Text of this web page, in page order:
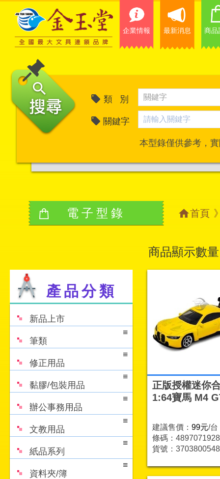
企業情報 最新消息 商品
類 別
關鍵字
本型錄僅供參考，
電子型錄 首頁
產品分類
新品上市
筆類
修正用品
黏膠/包裝用品
辦公事務用品
文教用品
紙品系列
資料夾/簿
商品顯示數量
正版授權迷你
1:64寶馬 M4
建議售價： 99元/台
條碼：
貨號：3703800548